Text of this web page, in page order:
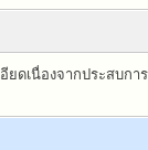
ยดเนื่องจากประสบก